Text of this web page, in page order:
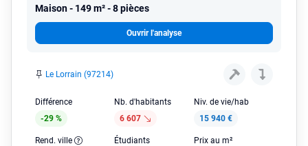
Maison 149 m² - 8 pièces
Ouvrir l'analyse
Le Lorrain (97214)
Différence
-29 %
Nb. d'habitants
6 607
Niv. de vie/hab
15 940 €
Rend. ville
Étudiants
Prix au m²